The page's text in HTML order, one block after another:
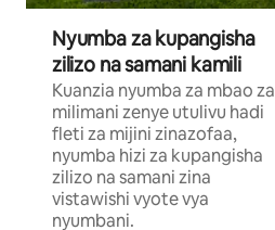
Nyumba za kupangisha
zilizo na samani kamili
Kuanzia nyumba za mbao za
milimani zenye utulivu hadi
fleti za mijini zinazofaa,
nyumba hizi za kupangisha
zilizo na samani zina
vistawishi vyote vya
nyumbani.